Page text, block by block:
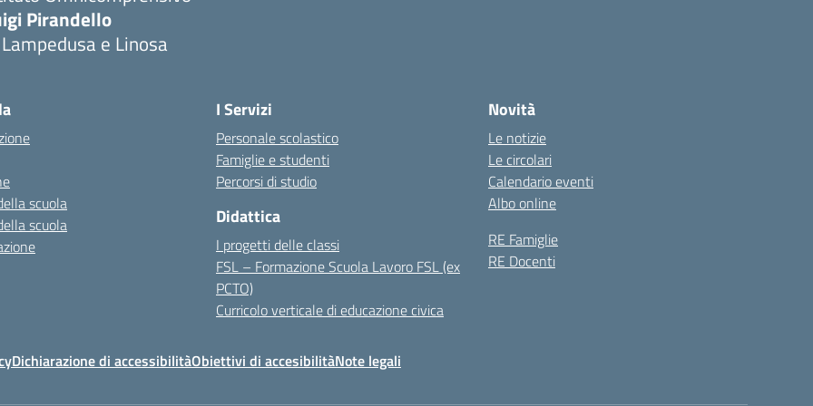
Pirandello
e Linosa
scuola
scuola
I Servizi
Personale scolastico
Famiglie e studenti
Percorsi di studio
Didattica
I progetti delle classi
FSL – Formazione Scuola Lavoro FSL (ex
PCTO)
Curricolo verticale di educazione civica
Novità
Le notizie
Le circolari
Calendario eventi
Albo online
RE Famiglie
RE Docenti
Dichiarazione di accessibilitàObiettivi di accesibilitàNote legali